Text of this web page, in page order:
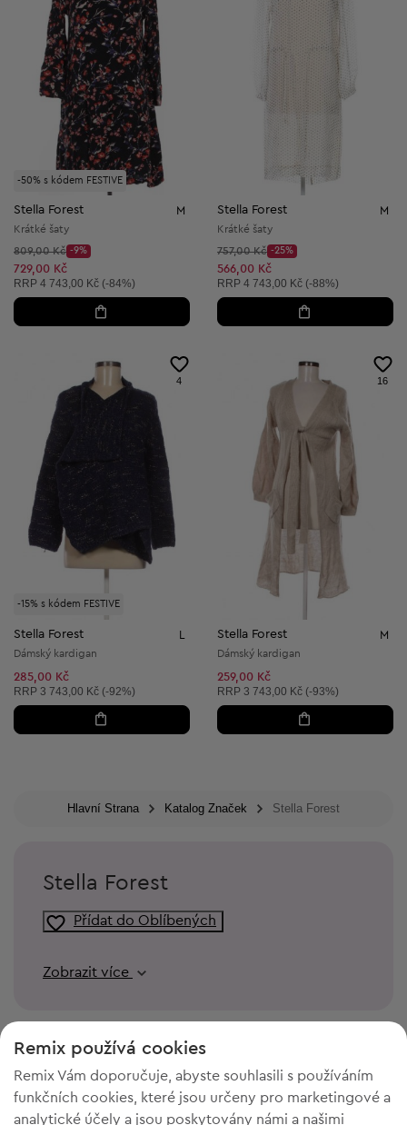
-50% s kódem FESTIVE
Stella Forest M
Krátké šaty
Původní cena:
809,00 Kč
Discount Price:
-9%
Snížená cena:
729,00 Kč
Doporučená cena:
RRP 4 743,00 Kč (-84%)
Stella Forest M
Krátké šaty
Původní cena:
757,00 Kč
Discount Price:
-25%
Snížená cena:
566,00 Kč
Doporučená cena:
RRP 4 743,00 Kč (-88%)
-15% s kódem FESTIVE
4
Stella Forest L
Dámský kardigan
285,00 Kč
Doporučená cena:
RRP 3 743,00 Kč (-92%)
16
Stella Forest M
Dámský kardigan
259,00 Kč
Doporučená cena:
RRP 3 743,00 Kč (-93%)
Hlavní Strana Katalog Značek Stella Forest
Stella Forest
Přídat do Oblíbených
Zobrazit více
Remix používá cookies
Remix Vám doporučuje, abyste souhlasili s používáním
funkčních cookies, které jsou určeny pro marketingové a
analytické účely a jsou poskytovány námi a našimi